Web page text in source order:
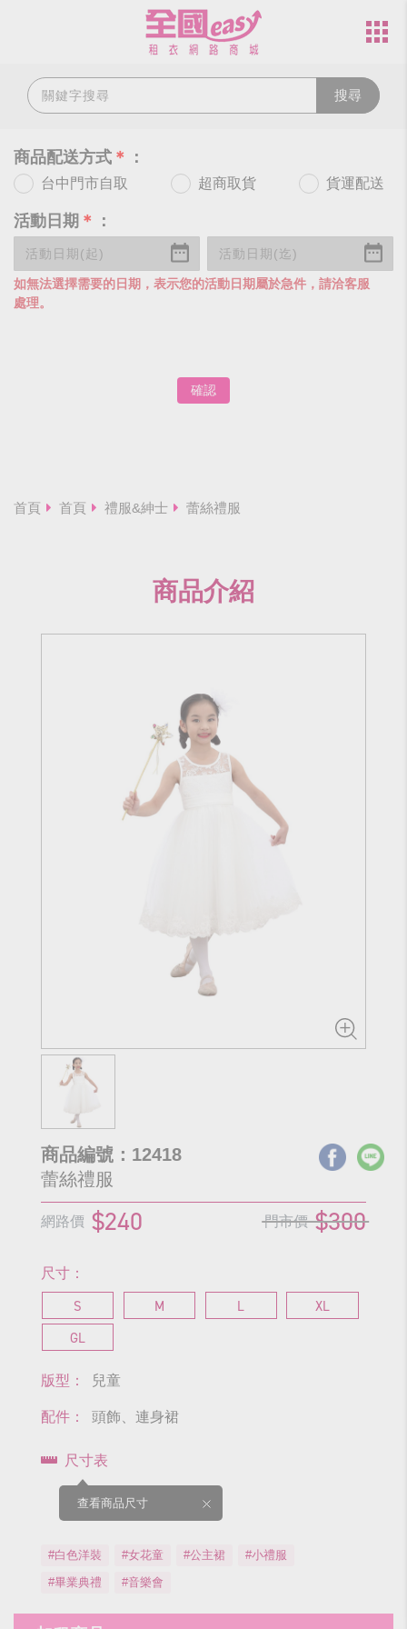
搜尋
商品配送方式 ＊ ：
台中門市自取 超商取貨 貨運配送
活動日期 ＊ ：
如無法選擇需要的日期，表示您的活動日期屬於急件，請洽客服
處理。
確認
首頁 首頁 禮服&紳士 蕾絲禮服
商品介紹
商品編號：12418
蕾絲禮服
網路價 $240 門市價 $300
尺寸：
S M L
XL
GL
版型： 兒童
配件： 頭飾、連身裙
尺寸表
查看商品尺寸
#白色洋裝 #女花童 #公主裙
#小禮服
#畢業典禮
#音樂會